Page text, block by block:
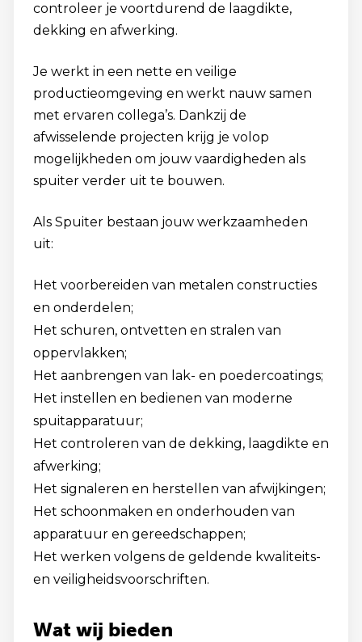
controleer je voortdurend de laagdikte,
dekking en afwerking.
Je werkt in een nette en veilige
productieomgeving en werkt nauw samen
met ervaren collega’s. Dankzij de
afwisselende projecten krijg je volop
mogelijkheden om jouw vaardigheden als
spuiter verder uit te bouwen.
Als Spuiter bestaan jouw werkzaamheden
uit:
Het voorbereiden van metalen constructies
en onderdelen;
Het schuren, ontvetten en stralen van
oppervlakken;
Het aanbrengen van lak- en poedercoatings;
Het instellen en bedienen van moderne
spuitapparatuur;
Het controleren van de dekking, laagdikte en
afwerking;
Het signaleren en herstellen van afwijkingen;
Het schoonmaken en onderhouden van
apparatuur en gereedschappen;
Het werken volgens de geldende kwaliteits-
en veiligheidsvoorschriften.
Wat wij bieden